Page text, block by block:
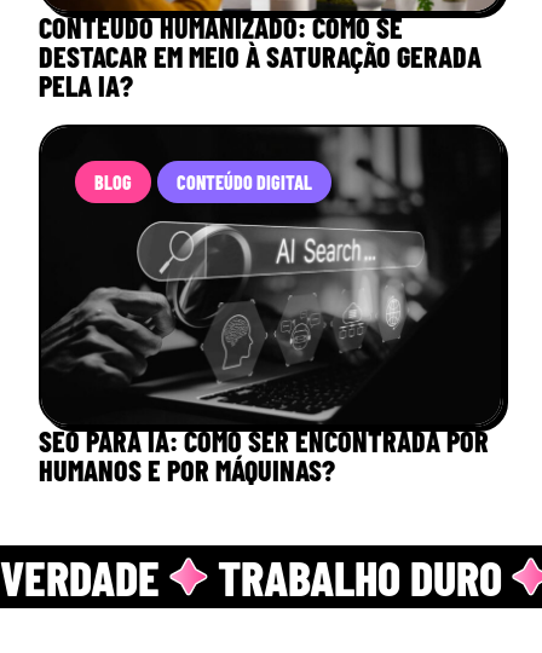
CONTEÚDO HUMANIZADO: COMO SE
DESTACAR EM MEIO À SATURAÇÃO GERADA
PELA IA?
BLOG CONTEÚDO DIGITAL
SEO PARA IA: COMO SER ENCONTRADA POR
HUMANOS E POR MÁQUINAS?
VERDADE TRABALHO DURO